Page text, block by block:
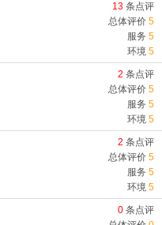
13 条点评
总体评价 5
服务 5
环境 5
2 条点评
总体评价 5
服务 5
环境 5
2 条点评
总体评价 5
服务 5
环境 5
0 条点评